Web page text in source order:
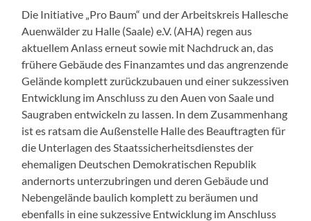
Die Initiative „Pro Baum“ und der Arbeitskreis Hallesche
Auenwälder zu Halle (Saale) e.V. (AHA) regen aus
aktuellem Anlass erneut sowie mit Nachdruck an, das
frühere Gebäude des Finanzamtes und das angrenzende
Gelände komplett zurückzubauen und einer sukzessiven
Entwicklung im Anschluss zu den Auen von Saale und
Saugraben entwickeln zu lassen. In dem Zusammenhang
ist es ratsam die Außenstelle Halle des Beauftragten für
die Unterlagen des Staatssicherheitsdienstes der
ehemaligen Deutschen Demokratischen Republik
andernorts unterzubringen und deren Gebäude und
Nebengelände baulich komplett zu beräumen und
ebenfalls in eine sukzessive Entwicklung im Anschluss